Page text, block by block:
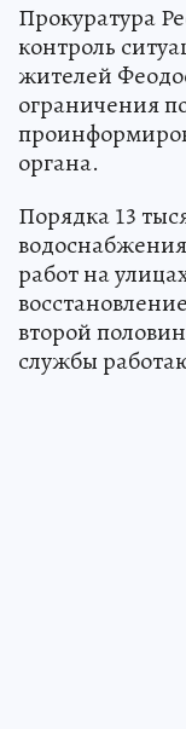
Прокуратура
контроль
жителей
ограничения
органа.
Порядка 13
работ на
второй
службы